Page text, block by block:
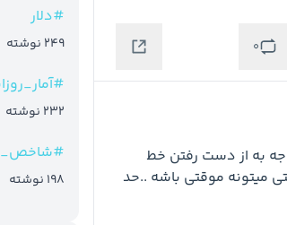
0
#دلار
249 نوشته
#
232 نوشته
#
198 نوشته